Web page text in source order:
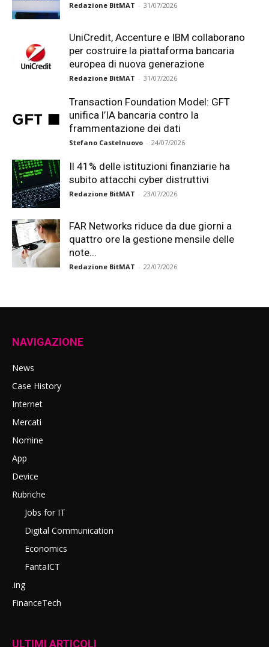
Redazione BitMAT - 31/07/2026
UniCredit, Accenture e IBM collaborano
per costruire la piattaforma bancaria
europea di nuova generazione
Redazione BitMAT - 31/07/2026
Transaction Foundation Model: GFT
unifica l’IA bancaria contro la
frammentazione dei dati
Stefano Castelnuovo - 24/07/2026
Il 41% delle istituzioni finanziarie ha
subito attacchi cyber distruttivi
Redazione BitMAT - 23/07/2026
FAR Networks riduce da due giorni a
quattro ore la gestione mensile delle
note...
Redazione BitMAT - 22/07/2026
NAVIGAZIONE
News
Case History
Internet
Mercati
Nomine
App
Device
Rubriche
Jobs for IT
Digital Communication
Economics
FantaICT
.ing
FinanceTech
ULTIMI ARTICOLI